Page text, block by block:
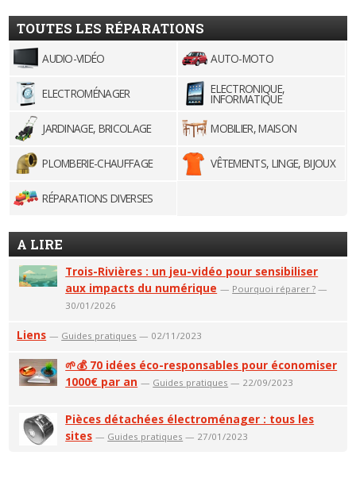
TOUTES LES RÉPARATIONS
AUDIO-VIDÉO AUTO-MOTO
ELECTROMÉNAGER ELECTRONIQUE,
INFORMATIQUE
JARDINAGE, BRICOLAGE
MOBILIER, MAISON
PLOMBERIE-CHAUFFAGE VÊTEMENTS, LINGE, BIJOUX
RÉPARATIONS DIVERSES
A LIRE
Trois-Rivières : un jeu-vidéo pour sensibiliser
aux impacts du numérique — Pourquoi réparer ? —
30/01/2026
Liens — Guides pratiques — 02/11/2023
🌱💰 70 idées éco-responsables pour économiser
1000€ par an — Guides pratiques — 22/09/2023
Pièces détachées électroménager : tous les
sites — Guides pratiques — 27/01/2023